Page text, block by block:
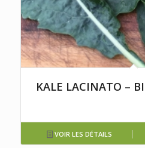
KALE LACINATO –
VOIR LES DÉTAILS